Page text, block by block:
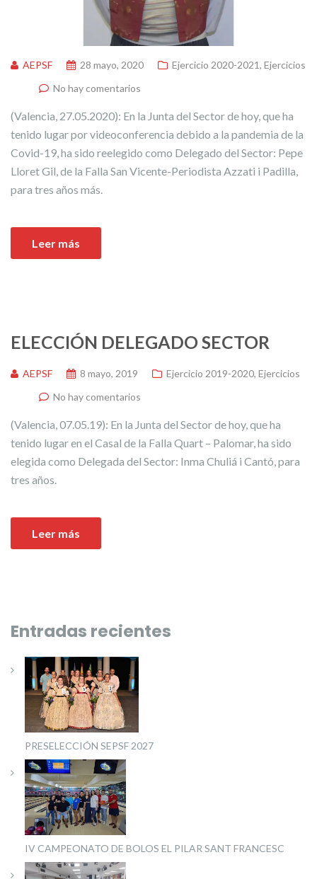
AEPSF 28 mayo, 2020 Ejercicio 2020-2021, Ejercicios
No hay comentarios
(Valencia, 27.05.2020): En la Junta del Sector de hoy, que ha
tenido lugar por videoconferencia debido a la pandemia de la
Covid-19, ha sido reelegido como Delegado del Sector: Pepe
Lloret Gil, de la Falla San Vicente-Periodista Azzati i Padilla,
para tres años más.
Leer más
ELECCIÓN DELEGADO SECTOR
AEPSF 8 mayo, 2019 Ejercicio 2019-2020, Ejercicios
No hay comentarios
(Valencia, 07.05.19): En la Junta del Sector de hoy, que ha
tenido lugar en el Casal de la Falla Quart – Palomar, ha sido
elegida como Delegada del Sector: Inma Chuliá i Cantó, para
tres años.
Leer más
Entradas recientes
PRESELECCIÓN SEPSF 2027
IV CAMPEONATO DE BOLOS EL PILAR SANT FRANCESC